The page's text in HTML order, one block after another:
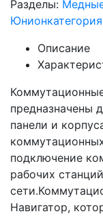
Разделы:
Юнион
Описание
предназначены
панели и
подключение
рабочих
Навигатор,